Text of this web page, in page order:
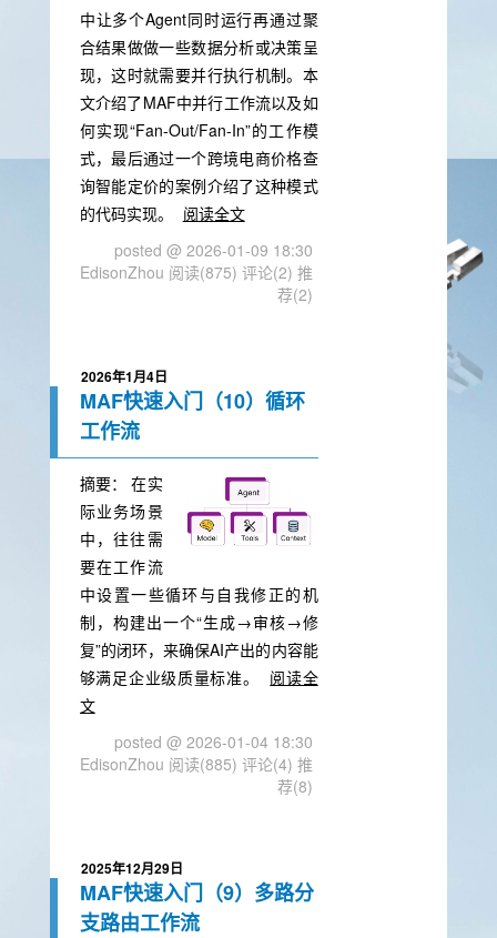
中让多个Agent同时运行再通过聚
合结果做做一些数据分析或决策呈
现，这时就需要并行执行机制。本
文介绍了MAF中并行工作流以及如
何实现“Fan-Out/Fan-In”的工作模
式，最后通过一个跨境电商价格查
询智能定价的案例介绍了这种模式
的代码实现。
阅读全文
posted @ 2026-01-09 18:30
EdisonZhou 阅读(875) 评论(2) 推
荐(2)
2026年1月4日
MAF快速入门（10）循环
工作流
摘要：在实
际业务场景
中，往往需
要在工作流
中设置一些循环与自我修正的机
制，构建出一个“生成→审核→修
复”的闭环，来确保AI产出的内容能
够满足企业级质量标准。
阅读全
文
posted @ 2026-01-04 18:30
EdisonZhou 阅读(885) 评论(4) 推
荐(8)
2025年12月29日
MAF快速入门（9）多路分
支路由工作流